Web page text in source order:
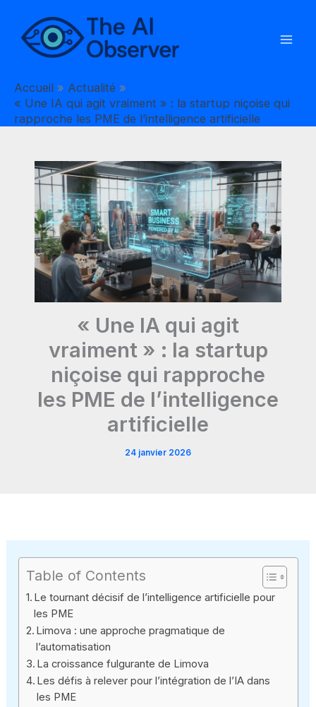
contenu
Accueil
Actualité
« Une IA qui agit vraiment » : la startup niçoise qui
rapproche les PME de l’intelligence artificielle
« Une IA qui agit
vraiment » : la startup
niçoise qui rapproche
les PME de l’intelligence
artificielle
24 janvier 2026
Table of Contents
Le tournant décisif de l’intelligence artificielle pour
les PME
Limova : une approche pragmatique de
l’automatisation
La croissance fulgurante de Limova
Les défis à relever pour l’intégration de l’IA dans
les PME